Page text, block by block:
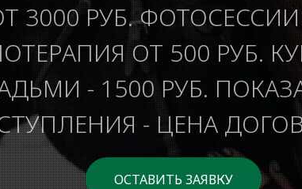
3000 РУБ.
ОТ 500 РУБ.
- 1500 РУБ.
- ЦЕНА
ОСТАВИТЬ ЗАЯВКУ